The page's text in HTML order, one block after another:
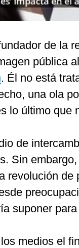
de la
pública
. Él no está
una ola
lo último que
de
Sin
revolución
suponer
medios el